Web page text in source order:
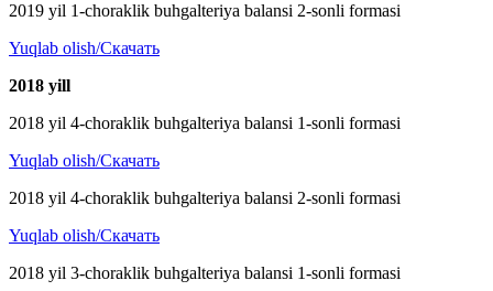
2019 yil 1-choraklik buhgalteriya balansi 2-sonli formasi
Yuqlab olish/Скачать
2018 yill
2018 yil 4-choraklik buhgalteriya balansi 1-sonli formasi
Yuqlab olish/Скачать
2018 yil 4-choraklik buhgalteriya balansi 2-sonli formasi
Yuqlab olish/Скачать
2018 yil 3-choraklik buhgalteriya balansi 1-sonli formasi